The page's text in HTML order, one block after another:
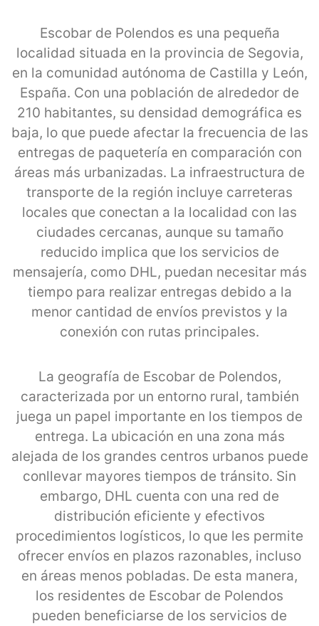
Escobar de Polendos es una pequeña
localidad situada en la provincia de Segovia,
en la comunidad autónoma de Castilla y León,
España. Con una población de alrededor de
210 habitantes, su densidad demográfica es
baja, lo que puede afectar la frecuencia de las
entregas de paquetería en comparación con
áreas más urbanizadas. La infraestructura de
transporte de la región incluye carreteras
locales que conectan a la localidad con las
ciudades cercanas, aunque su tamaño
reducido implica que los servicios de
mensajería, como DHL, puedan necesitar más
tiempo para realizar entregas debido a la
menor cantidad de envíos previstos y la
conexión con rutas principales.
La geografía de Escobar de Polendos,
caracterizada por un entorno rural, también
juega un papel importante en los tiempos de
entrega. La ubicación en una zona más
alejada de los grandes centros urbanos puede
conllevar mayores tiempos de tránsito. Sin
embargo, DHL cuenta con una red de
distribución eficiente y efectivos
procedimientos logísticos, lo que les permite
ofrecer envíos en plazos razonables, incluso
en áreas menos pobladas. De esta manera,
los residentes de Escobar de Polendos
pueden beneficiarse de los servicios de